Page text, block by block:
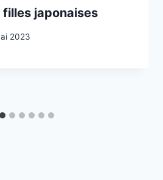
filles japonaises
2023